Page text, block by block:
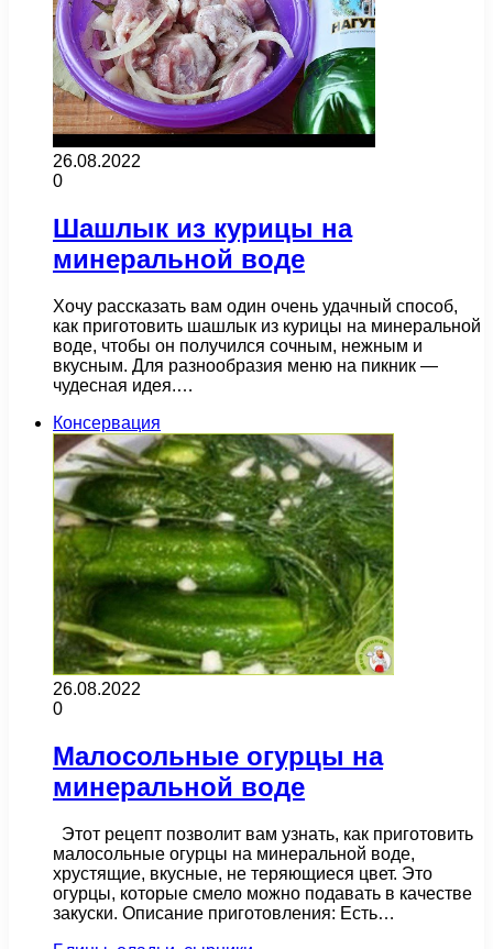
26.08.2022
0
Шашлык из курицы на
минеральной воде
Хочу рассказать вам один очень удачный способ,
как приготовить шашлык из курицы на минеральной
воде, чтобы он получился сочным, нежным и
вкусным. Для разнообразия меню на пикник —
чудесная идея.…
Консервация
26.08.2022
0
Малосольные огурцы на
минеральной воде
Этот рецепт позволит вам узнать, как приготовить
малосольные огурцы на минеральной воде,
хрустящие, вкусные, не теряющиеся цвет. Это
огурцы, которые смело можно подавать в качестве
закуски. Описание приготовления: Есть…